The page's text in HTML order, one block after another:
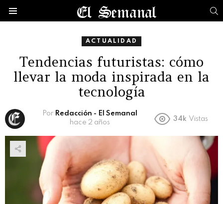
ACTUALIDAD
Tendencias futuristas: cómo
llevar la moda inspirada en la
tecnología
Por Redacción - El Semanal
hace 2 años
34k Vistas